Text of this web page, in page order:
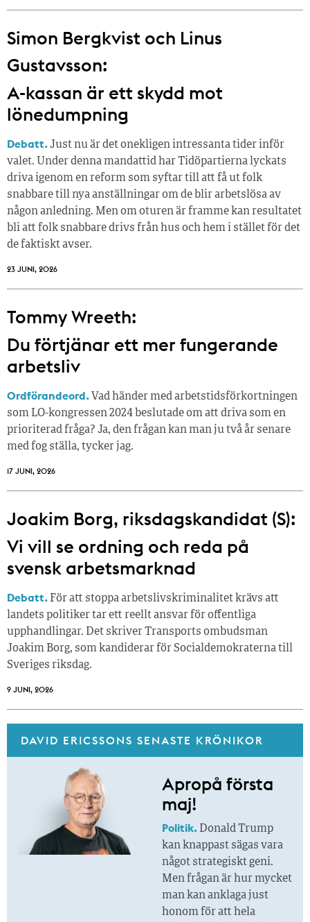
Simon Bergkvist och Linus
Gustavsson:
A-kassan är ett skydd mot
lönedumpning
Debatt.Just nu är det onekligen intressanta tider inför
valet. Under denna mandattid har Tidöpartierna lyckats
driva igenom en reform som syftar till att få ut folk
snabbare till nya anställningar om de blir arbetslösa av
någon anledning. Men om oturen är framme kan resultatet
bli att folk snabbare drivs från hus och hem i stället för det
de faktiskt avser.
23 JUNI, 2026
Tommy Wreeth:
Du förtjänar ett mer fungerande
arbetsliv
Ordförandeord. Vad händer med arbetstidsförkortningen
som LO-kongressen 2024 beslutade om att driva som en
prioriterad fråga? Ja, den frågan kan man ju två år senare
med fog ställa, tycker jag.
17 JUNI, 2026
Joakim Borg, riksdagskandidat (S):
Vi vill se ordning och reda på
svensk arbetsmarknad
Debatt. För att stoppa arbetslivskriminalitet krävs att
landets politiker tar ett reellt ansvar för offentliga
upphandlingar. Det skriver Transports ombudsman
Joakim Borg, som kandiderar för Socialdemokraterna till
Sveriges riksdag.
9 JUNI, 2026
DAVID ERICSSONS SENASTE KRÖNIKOR
Apropå första
maj!
Politik. Donald Trump
kan knappast sägas vara
något strategiskt geni.
Men frågan är hur mycket
man kan anklaga just
honom för att hela